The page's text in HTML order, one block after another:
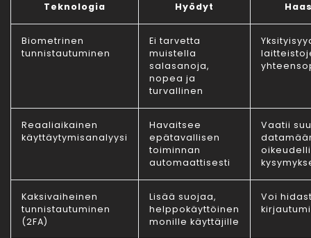
Teknologia Hyödyt
Biometrinen
tunnistautuminen
Ei tarvetta
muistella
salasanoja,
nopea ja
turvallinen
Reaaliaikainen
käyttäytymisanalyysi
Havaitsee
epätavallisen
toiminnan
automaattisesti
Vaatii
Kaksivaiheinen
tunnistautuminen
(2FA)
Lisää suojaa,
helppokäyttöinen
monille käyttäjille
Voi